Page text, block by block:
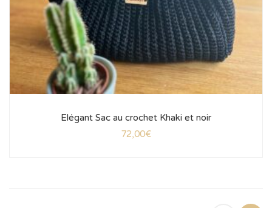
Elégant Sac au crochet Khaki et noir
72,00€